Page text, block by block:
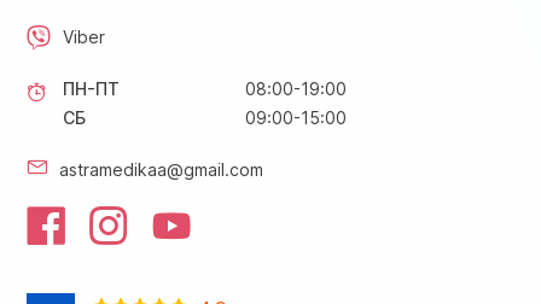
Viber
ПН-ПТ
08:00-19:00
СБ
09:00-15:00
astramedikaa@gmail.com